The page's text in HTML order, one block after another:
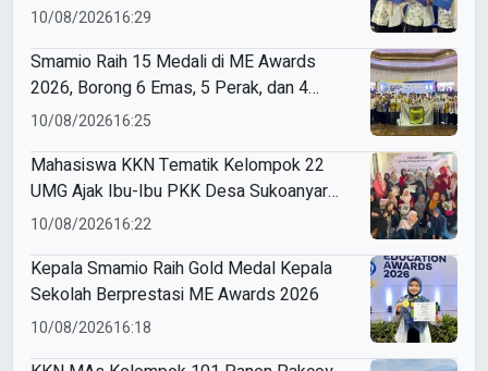
10/08/202616:29
Smamio Raih 15 Medali di ME Awards
2026, Borong 6 Emas, 5 Perak, dan 4
Perunggu
10/08/202616:25
Mahasiswa KKN Tematik Kelompok 22
UMG Ajak Ibu-Ibu PKK Desa Sukoanyar
Berkreasi dengan Ecoprint
10/08/202616:22
Kepala Smamio Raih Gold Medal Kepala
Sekolah Berprestasi ME Awards 2026
10/08/202616:18